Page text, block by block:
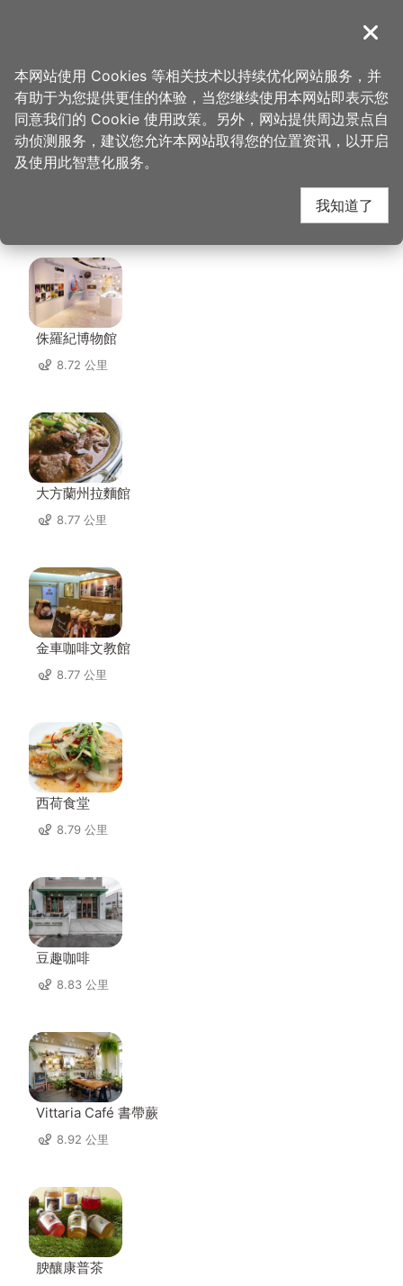
導覽
首页 > 想去的地方 > 住宿 > 和逸饭店桃园青埔馆
和逸饭店桃园青埔馆 周
边店家
侏羅紀博物館
8.72 公里
大方蘭州拉麵館
8.77 公里
金車咖啡文教館
8.77 公里
西荷食堂
8.79 公里
豆趣咖啡
8.83 公里
Vittaria Café 書帶蕨
8.92 公里
腴釀康普茶
关闭
本网站使用 Cookies 等相关技术以持续优化网站服务，并
有助于为您提供更佳的体验，当您继续使用本网站即表示您
同意我们的 Cookie 使用政策。另外，网站提供周边景点自
动侦测服务，建议您允许本网站取得您的位置资讯，以开启
及使用此智慧化服务。
我知道了